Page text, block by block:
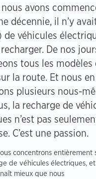
avons
décennie, il n’y
de véhicules
De nos
tous les modèles
la route. Et nous en
plusieurs nous-
la recharge de
n’est pas
C’est une passion.
concentrons entièrement
de véhicules électriques,
mieux que nous